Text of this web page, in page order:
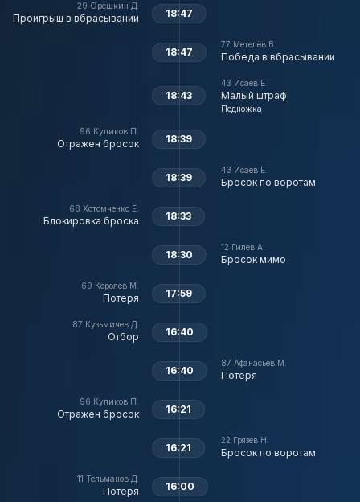
29 Орешкин Д.
Проигрыш в вбрасывании 18:47
77 Метелёв В.
Победа в вбрасывании
18:47
43 Исаев Е.
Малый штраф
Подножка
18:43
96 Куликов П.
Отражен бросок 18:39
43 Исаев Е.
Бросок по воротам
18:39
68 Хотомченко Е.
Блокировка броска 18:33
12 Гилев А.
Бросок мимо
18:30
69 Королев М.
Потеря 17:59
87 Кузьмичев Д.
Отбор 16:40
87 Афанасьев М.
Потеря
16:40
96 Куликов П.
Отражен бросок 16:21
22 Грязев Н.
Бросок по воротам
16:21
11 Тельманов Д.
Потеря 16:00